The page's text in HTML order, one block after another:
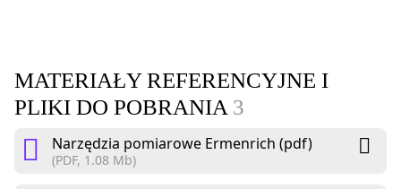
MATERIAŁY REFERENCYJNE I
PLIKI DO POBRANIA 3
Narzędzia pomiarowe Ermenrich (pdf)
(PDF, 1.08 Mb)